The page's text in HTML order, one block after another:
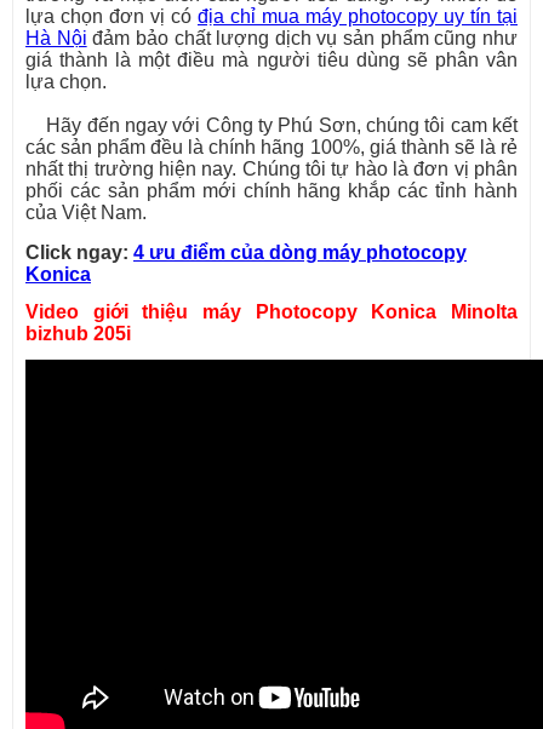
lựa chọn đơn vị có địa chỉ mua máy photocopy uy tín tại
Hà Nội đảm bảo chất lượng dịch vụ sản phẩm cũng như
giá thành là một điều mà người tiêu dùng sẽ phân vân
lựa chọn.
Hãy đến ngay với Công ty Phú Sơn, chúng tôi cam kết
các sản phẩm đều là chính hãng 100%, giá thành sẽ là rẻ
nhất thị trường hiện nay. Chúng tôi tự hào là đơn vị phân
phối các sản phẩm mới chính hãng khắp các tỉnh hành
của Việt Nam.
Click ngay: 4 ưu điểm của dòng máy photocopy
Konica
Video giới thiệu máy Photocopy Konica Minolta
bizhub 205i